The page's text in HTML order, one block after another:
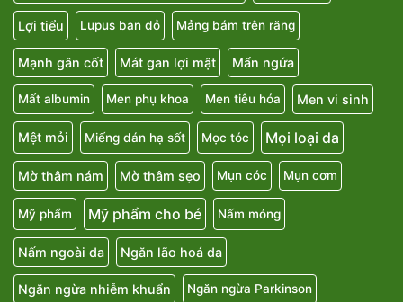
Lợi tiểu Lupus ban đỏ Mảng bám trên răng
Mạnh gân cốt Mát gan lợi mật Mẩn ngứa
Mất albumin Men phụ khoa Men tiêu hóa Men vi sinh
Mệt mỏi Miếng dán hạ sốt Mọc tóc Mọi loại da
Mờ thâm nám Mờ thâm sẹo Mụn cóc Mụn cơm
Mỹ phẩm Mỹ phẩm cho bé Nấm móng
Nấm ngoài da Ngăn lão hoá da
Ngăn ngừa nhiễm khuẩn Ngăn ngừa Parkinson